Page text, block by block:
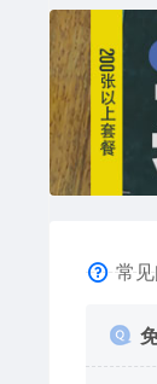
常见